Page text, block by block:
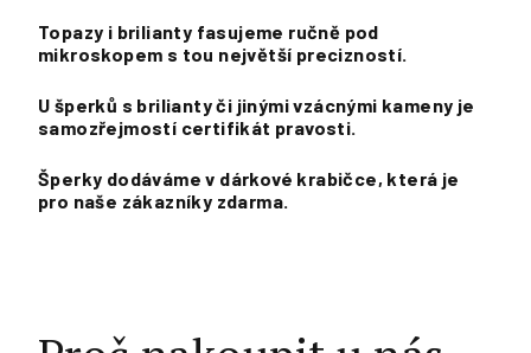
Topazy i brilianty fasujeme ručně pod
mikroskopem s tou největší precizností.
U šperků s brilianty či jinými vzácnými kameny je
samozřejmostí certifikát pravosti.
Šperky dodáváme v dárkové krabičce, která je
pro naše zákazníky zdarma.